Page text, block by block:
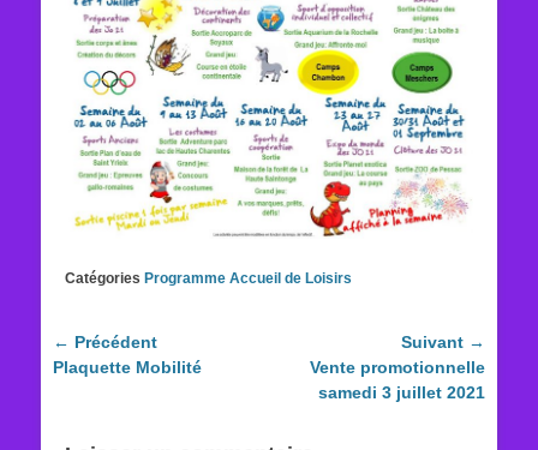
Catégories Programme Accueil de Loisirs
Navigation
de
← Précédent
Article
Plaquette Mobilité
Suivant →
Article
suivant :
Vente promotionnelle
samedi 3 juillet 2021